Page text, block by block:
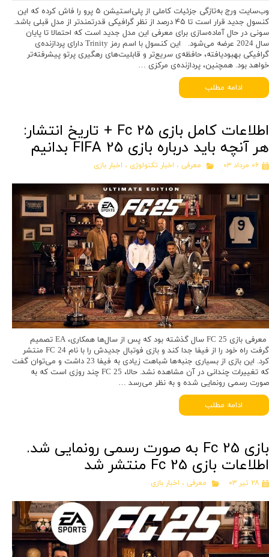
وب‌سایت ورج به‌تازگی جزئیات کاملی از پلی‌استیشن ۵ پرو را فاش کرده که این
کنسول جدید قرار است تا ۴۵ درصد از نظر گرافیکی قدرتمندتر از مدل قبلی باشد.
سونی در حال آماده‌سازی برای معرفی این مدل جدید است که احتمالا تا پایان
سال 2024 عرضه می‌شود. این کنسول با اسم رمز Trinity دارای پردازنده‌ی
گرافیکی بهبود‌یافته، حافظه‌ی سریع‌تر و قابلیت‌های رهگیری پرتو پیشرفته‌تر
خواهد بود. همچنین، پردازنده‌ی مرکزی …
ادامه مطلب
اطلاعات کامل بازی Fc 25 + تاریخ انتشار:
هر آنچه باید درباره بازی FIFA 25 بدانیم
۰۶ مرداد ۰۳ معرفی ، اخبار تکنولوژی ، اخبار بازی
معرفی بازی FC 25 سال گذشته بود که پس از سال‌ها همکاری، EA تصمیم
گرفت راه خود را از فیفا جدا کند و بازی فوتبال جدیدش را با نام FC 24 منتشر
کرد. این بازی از بسیاری جنبه‌ها شباهت زیادی به فیفا 23 داشت و می‌توان گفت
که تغییرات چندانی در آن مشاهده نشد. حالا، FC 25 چند روزی است که به
صورت رسمی رونمایی شده و به نظر می‌رسد …
ادامه مطلب
بازی Fc 25 به صورت رسمی رونمایی شد.
اطلاعات بازی Fc 25 منتشر شد
۲۸ تیر ۰۳ معرفی ، اخبار بازی